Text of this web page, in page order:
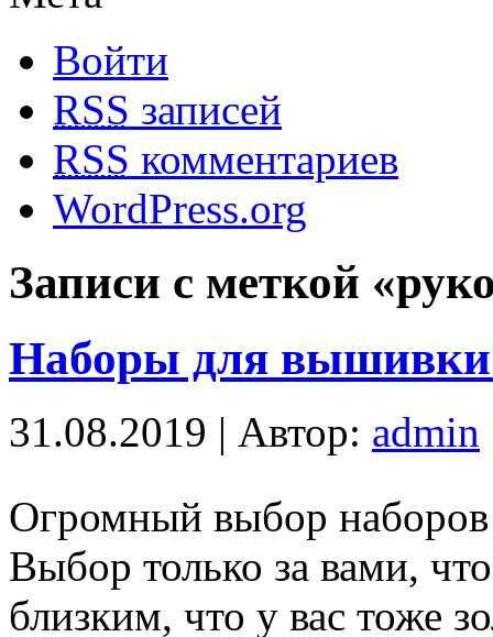
Войти
RSS записей
RSS комментариев
WordPress.org
Записи с меткой
Наборы для вышивки
31.08.2019 | Автор: admin
Огромный выбор
Выбор только за вами,
близким, что у вас тоже